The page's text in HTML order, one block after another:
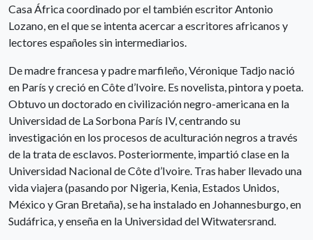
Casa África coordinado por el también escritor Antonio
Lozano, en el que se intenta acercar a escritores africanos y
lectores españoles sin intermediarios.
De madre francesa y padre marfileño, Véronique Tadjo nació
en París y creció en Côte d’Ivoire. Es novelista, pintora y poeta.
Obtuvo un doctorado en civilización negro-americana en la
Universidad de La Sorbona París IV, centrando su
investigación en los procesos de aculturación negros a través
de la trata de esclavos. Posteriormente, impartió clase en la
Universidad Nacional de Côte d’Ivoire. Tras haber llevado una
vida viajera (pasando por Nigeria, Kenia, Estados Unidos,
México y Gran Bretaña), se ha instalado en Johannesburgo, en
Sudáfrica, y enseña en la Universidad del Witwatersrand.